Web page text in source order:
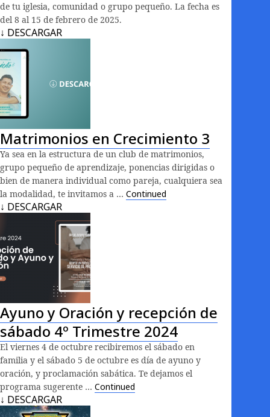
de tu iglesia, comunidad o grupo pequeño. La fecha es
del 8 al 15 de febrero de 2025.
↓ DESCARGAR
Matrimonios en Crecimiento 3
Ya sea en la estructura de un club de matrimonios,
grupo pequeño de aprendizaje, ponencias dirigidas o
bien de manera individual como pareja, cualquiera sea
la modalidad, te invitamos a … Continued
↓ DESCARGAR
Ayuno y Oración y recepción de
sábado 4º Trimestre 2024
El viernes 4 de octubre recibiremos el sábado en
familia y el sábado 5 de octubre es día de ayuno y
oración, y proclamación sabática. Te dejamos el
programa sugerente … Continued
↓ DESCARGAR